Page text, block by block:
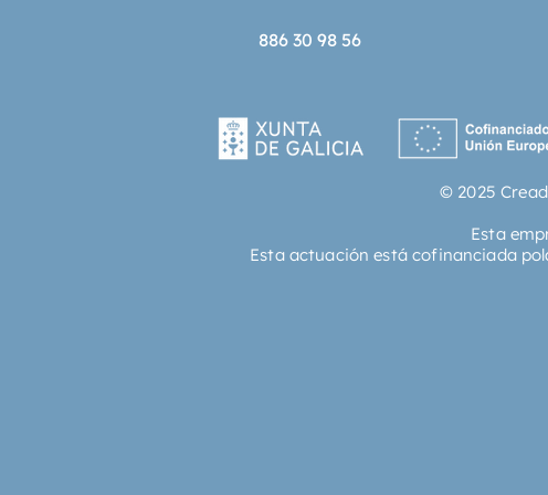
886 30 98 56
© 2025
Esta
Esta actuación está cofinanciada